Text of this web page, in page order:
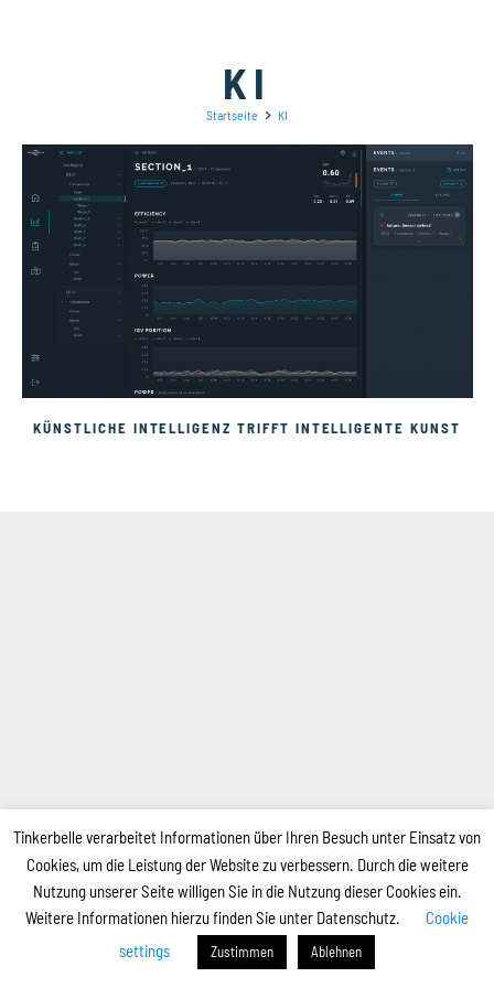
KI
Startseite KI
KÜNSTLICHE INTELLIGENZ TRIFFT INTELLIGENTE KUNST
Tinkerbelle verarbeitet Informationen über Ihren Besuch unter Einsatz von
Cookies, um die Leistung der Website zu verbessern. Durch die weitere
Nutzung unserer Seite willigen Sie in die Nutzung dieser Cookies ein.
Weitere Informationen hierzu finden Sie unter Datenschutz.
Cookie
settings
Zustimmen Ablehnen